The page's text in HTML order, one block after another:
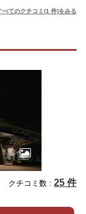
べてのクチコミ(1 件)をみる
クチコミ数 : 25 件